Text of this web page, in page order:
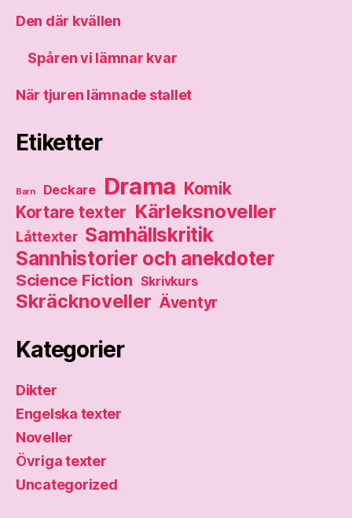
Den där kvällen
Spåren vi lämnar kvar
När tjuren lämnade stallet
Etiketter
Barn Deckare Drama Komik
Kortare texter Kärleksnoveller
Låttexter Samhällskritik
Sannhistorier och anekdoter
Science Fiction Skrivkurs
Skräcknoveller Äventyr
Kategorier
Dikter
Engelska texter
Noveller
Övriga texter
Uncategorized